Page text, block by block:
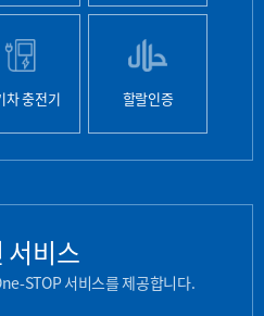
차 충전기 할랄인증
서비스
STOP 서비스를 제공합니다.